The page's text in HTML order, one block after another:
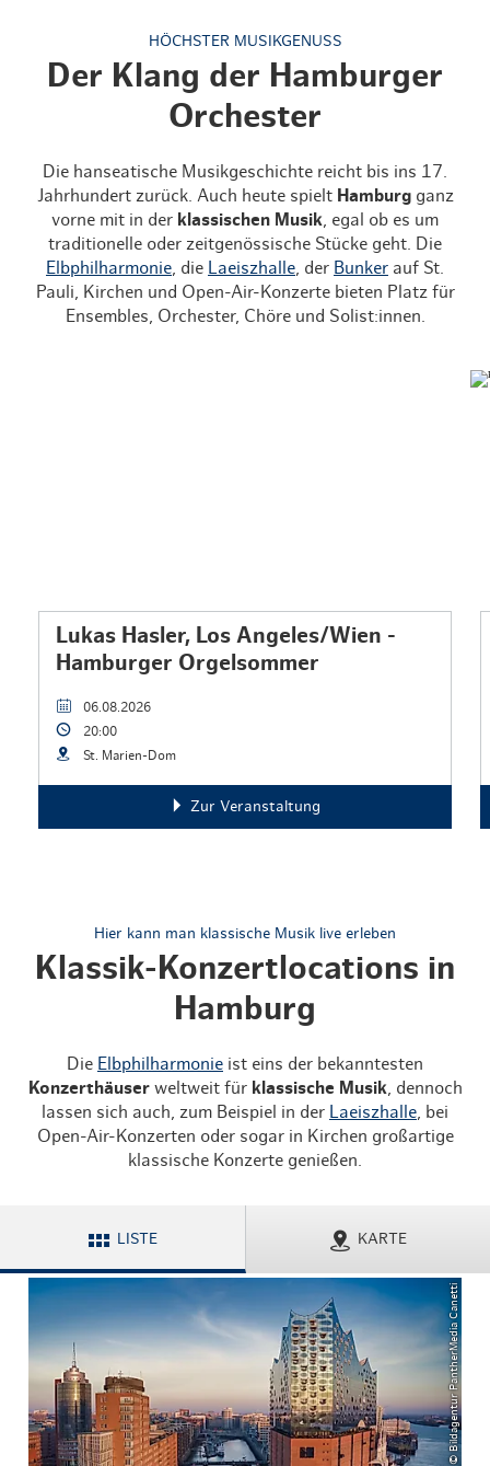
HÖCHSTER MUSIKGENUSS
Der Klang der Hamburger
Orchester
Die hanseatische Musikgeschichte reicht bis ins 17.
Jahrhundert zurück. Auch heute spielt Hamburgganz
vorne mit in der klassischen Musik , egal ob es um
traditionelle oder zeitgenössische Stücke geht. Die
Elbphilharmonie , die Laeiszhalle , der Bunker auf St.
Pauli, Kirchen und Open-Air-Konzerte bieten Platz für
Ensembles, Orchester, Chöre und Solist:innen.
Lukas Hasler, Los Angeles/Wien -
Hamburger Orgelsommer
06.08.2026
20:00
St. Marien-Dom
Zur Veranstaltung
Hier kann man klassische Musik live erleben
Klassik-Konzertlocations in
Hamburg
Die Elbphilharmonie ist eins der bekanntesten
Konzerthäuserweltweit für klassische Musik, dennoch
lassen sich auch, zum Beispiel in der
Laeiszhalle , bei
Open-Air-Konzerten oder sogar in Kirchen großartige
klassische Konzerte genießen.
LISTE KARTE
© Bildagentur PantherMedia Canetti